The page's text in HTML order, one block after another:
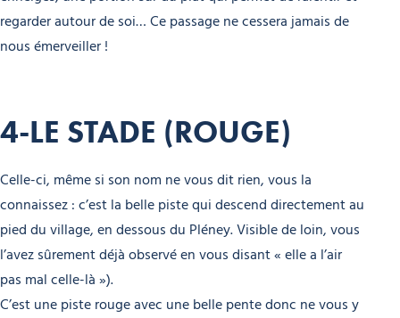
regarder autour de soi… Ce passage ne cessera jamais de
nous émerveiller !
4-LE STADE (ROUGE)
Celle-ci, même si son nom ne vous dit rien, vous la
connaissez : c’est la belle piste qui descend directement au
pied du village, en dessous du Pléney. Visible de loin, vous
l’avez sûrement déjà observé en vous disant « elle a l’air
pas mal celle-là »).
C’est une piste rouge avec une belle pente donc ne vous y